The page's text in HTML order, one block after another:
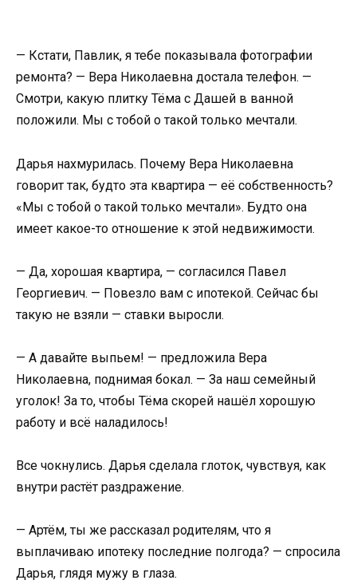
— Кстати, Павлик, я тебе показывала фотографии
ремонта? — Вера Николаевна достала телефон. —
Смотри, какую плитку Тёма с Дашей в ванной
положили. Мы с тобой о такой только мечтали.
Дарья нахмурилась. Почему Вера Николаевна
говорит так, будто эта квартира — её собственность?
«Мы с тобой о такой только мечтали». Будто она
имеет какое-то отношение к этой недвижимости.
— Да, хорошая квартира, — согласился Павел
Георгиевич. — Повезло вам с ипотекой. Сейчас бы
такую не взяли — ставки выросли.
— А давайте выпьем! — предложила Вера
Николаевна, поднимая бокал. — За наш семейный
уголок! За то, чтобы Тёма скорей нашёл хорошую
работу и всё наладилось!
Все чокнулись. Дарья сделала глоток, чувствуя, как
внутри растёт раздражение.
— Артём, ты же рассказал родителям, что я
выплачиваю ипотеку последние полгода? — спросила
Дарья, глядя мужу в глаза.